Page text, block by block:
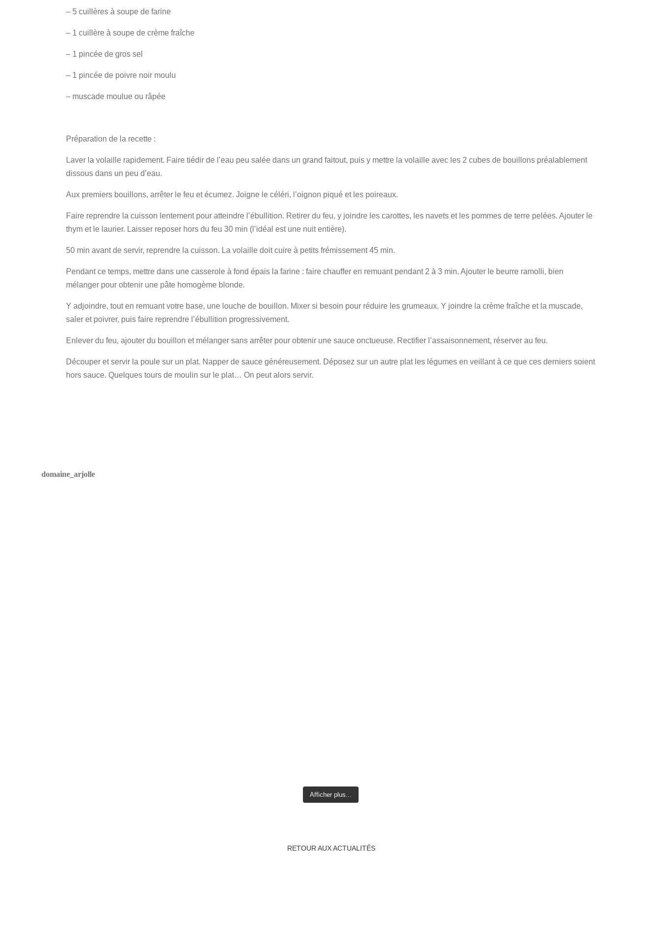
– 5 cuillères à soupe de farine
– 1 cuillère à soupe de crème fraîche
– 1 pincée de gros sel
– 1 pincée de poivre noir moulu
– muscade moulue ou râpée
Préparation de la recette :
Laver la volaille rapidement. Faire tiédir de l’eau peu salée dans un grand faitout, puis y mettre la volaille avec les 2 cubes de bouillons préalablement
dissous dans un peu d’eau.
Aux premiers bouillons, arrêter le feu et écumez. Joigne le céléri, l’oignon piqué et les poireaux.
Faire reprendre la cuisson lentement pour atteindre l’ébullition. Retirer du feu, y joindre les carottes, les navets et les pommes de terre pelées. Ajouter le
thym et le laurier. Laisser reposer hors du feu 30 min (l’idéal est une nuit entière).
50 min avant de servir, reprendre la cuisson. La volaille doit cuire à petits frémissement 45 min.
Pendant ce temps, mettre dans une casserole à fond épais la farine : faire chauffer en remuant pendant 2 à 3 min. Ajouter le beurre ramolli, bien
mélanger pour obtenir une pâte homogème blonde.
Y adjoindre, tout en remuant votre base, une louche de bouillon. Mixer si besoin pour réduire les grumeaux. Y joindre la crème fraîche et la muscade,
saler et poivrer, puis faire reprendre l’ébullition progressivement.
Enlever du feu, ajouter du bouillon et mélanger sans arrêter pour obtenir une sauce onctueuse. Rectifier l’assaisonnement, réserver au feu.
Découper et servir la poule sur un plat. Napper de sauce généreusement. Déposez sur un autre plat les légumes en veillant à ce que ces derniers soient
hors sauce. Quelques tours de moulin sur le plat… On peut alors servir.
domaine_arjolle
Afficher plus...
RETOUR AUX ACTUALITÉS